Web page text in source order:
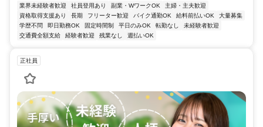
業界未経験者歓迎 社員登用あり 副業・WワークOK
主婦・主夫歓迎
資格取得支援あり
長期 フリーター歓迎 バイク通勤OK 給料前払いOK
大量募集
学歴不問
即日勤務OK 固定時間制 平日のみOK 転勤なし
未経験者歓迎
交通費全額支給
経験者歓迎 残業なし 週払いOK
正社員